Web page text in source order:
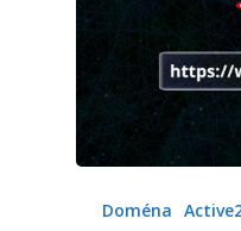
Doména